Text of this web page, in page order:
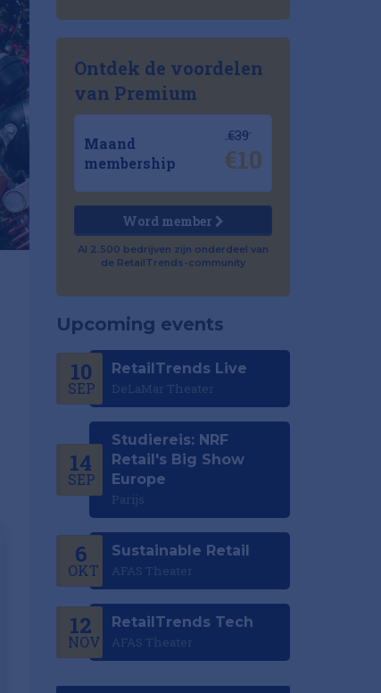
Ontdek de voordelen
van Premium
Maand
membership
€39
€10
Word member
Al 2.500 bedrijven zijn onderdeel van
de RetailTrends-community
Upcoming events
10
SEP
RetailTrends Live
DeLaMar Theater
14
SEP
Studiereis: NRF
Retail's Big Show
Europe
Parijs
6
OKT
Sustainable Retail
AFAS Theater
12
NOV
RetailTrends Tech
AFAS Theater